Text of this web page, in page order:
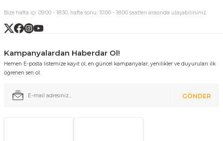
Bize hafta içi: 09:00 - 18:30, hafta sonu: 10:00 - 18:00 saatleri arasında ulaşabilirsiniz.
Kampanyalardan Haberdar Ol!
Hemen E-posta listemize kayıt ol, en güncel kampanyalar, yenilikler ve duyuruları ilk
öğrenen sen ol.
GÖNDER